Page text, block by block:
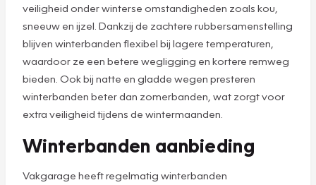
veiligheid onder winterse omstandigheden zoals kou,
sneeuw en ijzel. Dankzij de zachtere rubbersamenstelling
blijven winterbanden flexibel bij lagere temperaturen,
waardoor ze een betere wegligging en kortere remweg
bieden. Ook bij natte en gladde wegen presteren
winterbanden beter dan zomerbanden, wat zorgt voor
extra veiligheid tijdens de wintermaanden.
Winterbanden aanbieding
Vakgarage heeft regelmatig winterbanden